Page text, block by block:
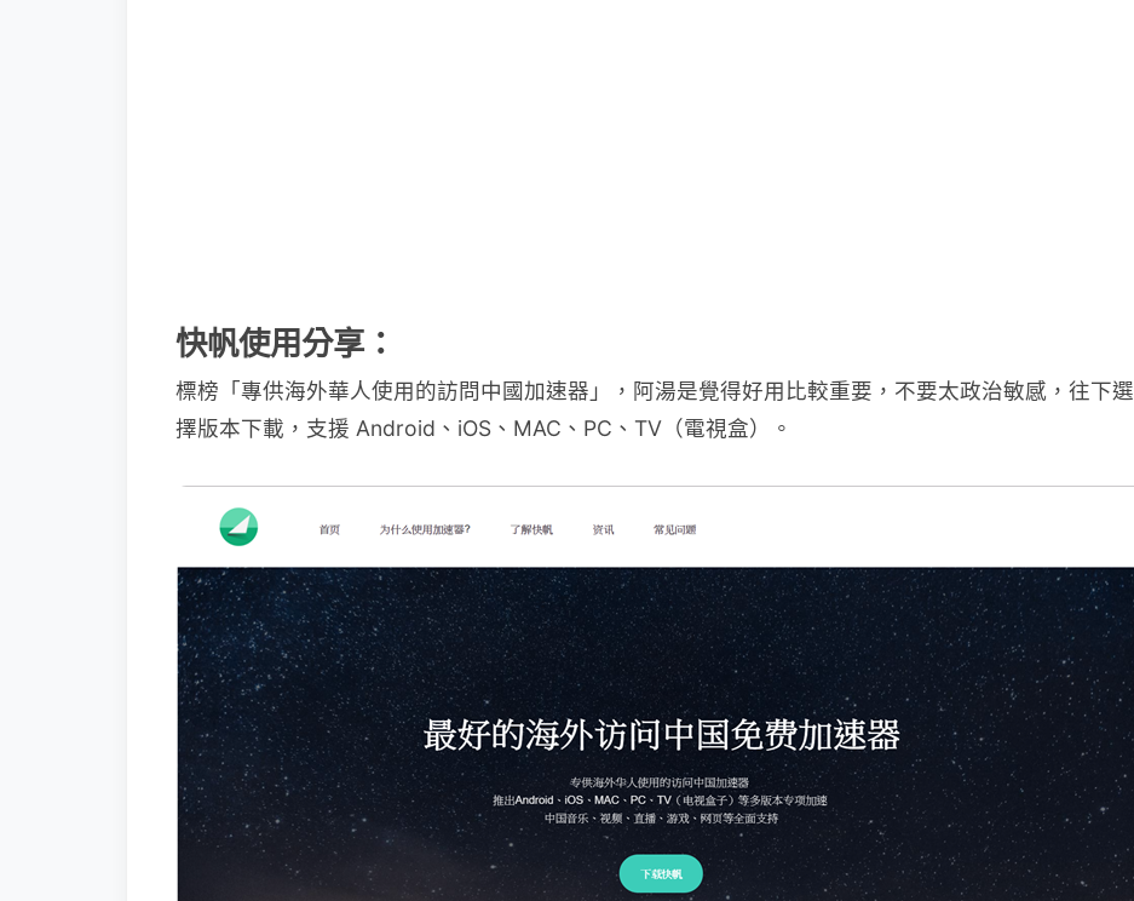
快帆使用分享：
標榜「專供海外華人使用的訪問中國加速器」，阿湯是覺得好用比較重要，不要太政治敏感，往下選
擇版本下載，支援 Android、iOS、MAC、PC、TV（電視盒）。